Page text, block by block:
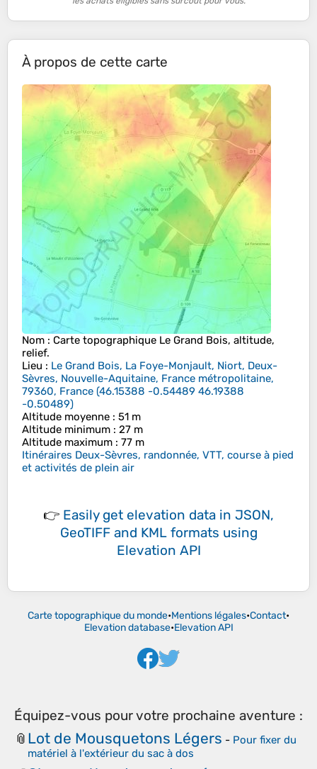
À propos de cette carte
Nom : Carte topographique Le Grand Bois, altitude,
relief.
Lieu : Le Grand Bois, La Foye-Monjault, Niort, Deux-
Sèvres, Nouvelle-Aquitaine, France métropolitaine,
79360, France (46.15388 -0.54489 46.19388
-0.50489)
Altitude moyenne : 51 m
Altitude minimum : 27 m
Altitude maximum : 77 m
Itinéraires Deux-Sèvres, randonnée, VTT, course à pied
et activités de plein air
👉 Easily get elevation data in JSON,
GeoTIFF and KML formats using
Elevation API
Carte topographique du monde•Mentions légales•Contact•
Elevation database•Elevation API
Équipez-vous pour votre prochaine aventure :
📎 Lot de Mousquetons Légers - Pour fixer du
matériel à l'extérieur du sac à dos